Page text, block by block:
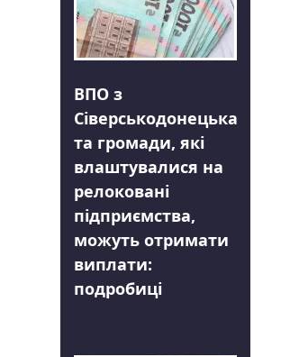
ВПО з
Сіверськодонецька
та громади, які
влаштувалися на
релоковані
підприємства,
можуть отримати
виплати:
подробиці